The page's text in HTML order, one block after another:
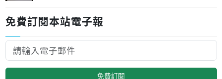
免費訂閱本站電子報
免費訂閱